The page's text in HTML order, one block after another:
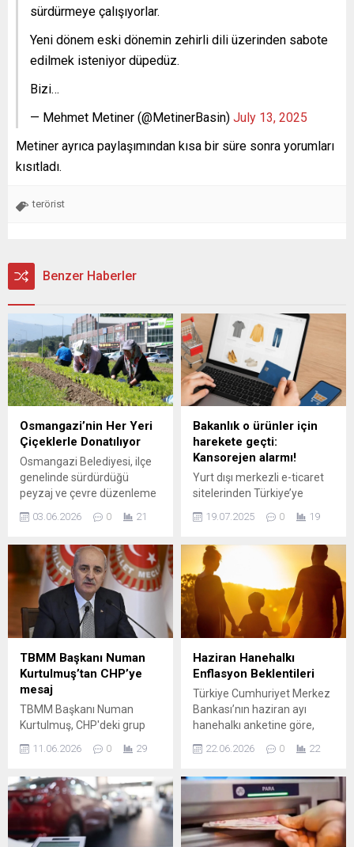
sürdürmeye çalışıyorlar.
Yeni dönem eski dönemin zehirli dili üzerinden sabote
edilmek isteniyor düpedüz.
Bizi…
— Mehmet Metiner (@MetinerBasin) July 13, 2025
Metiner ayrıca paylaşımından kısa bir süre sonra yorumları
kısıtladı.
terörist
Benzer Haberler
Osmangazi’nin Her Yeri
Çiçeklerle Donatılıyor
Osmangazi Belediyesi, ilçe
genelinde sürdürdüğü
peyzaj ve çevre düzenleme
çalışmalarıyla kenti
rengarenk çiçeklerle
meydanlar, refüjler ve yeşil
alanlarda gerçekleştirilen
mevsimlik çiçek dikimleriyle
Osmangazi, adeta açık hava
çiçek bahçesine dönüşüyor.
Osmangazi Belediyesi Park
ve Bahçeler Müdürlüğü
ekipleri, yıl boyunca
gerçekleştirdiği mevsimlik
çiçek dikimleriyle ilçeyi
adeta göz alıcı bir
görünüme...
03.06.2026 0 21
Bakanlık o ürünler için
harekete geçti:
Kansorejen alarmı!
Yurt dışı merkezli e-ticaret
sitelerinden Türkiye’ye
getirilen ürünlerde sağlık
riski taşıyan maddelere
Bakanlığı harekete geçti.
Son dönemde hem ulusal
hem de uluslararası medya
organlarında yer alan
raporlar, bu ...
19.07.2025 0 19
TBMM Başkanı Numan
Kurtulmuş’tan CHP’ye
mesaj
TBMM Başkanı Numan
Kurtulmuş, CHP'deki grup
açıklamalarda bulundu.
duruma taraf olamaz. CHP
sorunu kendisi çözmeli" diye
konuştu.
11.06.2026 0 29
Haziran Hanehalkı
Enflasyon Beklentileri
Türkiye Cumhuriyet Merkez
Bankası’nın haziran ayı
hanehalkı anketine göre,
aya ilişkin yıllık enflasyon
belirgin bir düşüş gösterdi.
Hanehalklarının 12 ay
sonrası enflasyon beklentisi
yüzde 46,13 olarak
22.06.2026 0 22